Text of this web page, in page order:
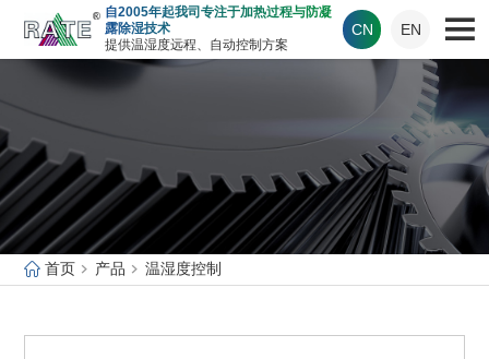
自2005年起我司专注于加热过程与防凝
露除湿技术
提供温湿度远程、自动控制方案
CN EN
首页 产品 温湿度控制